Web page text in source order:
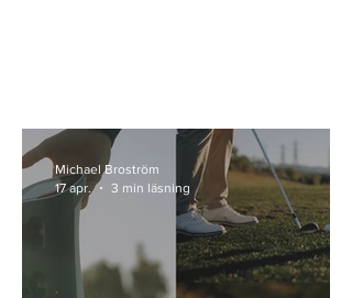
Michael Broström
17 apr.
3 min läsning